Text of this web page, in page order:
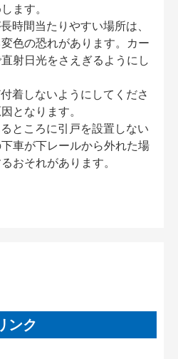
ます。
時間当たりやすい場所は、
色の恐れがあります。カー
射日光をさえぎるようにし
着しないようにしてくださ
となります。
ところに引戸を設置しない
車が下レールから外れた場
おそれがあります。
ンク